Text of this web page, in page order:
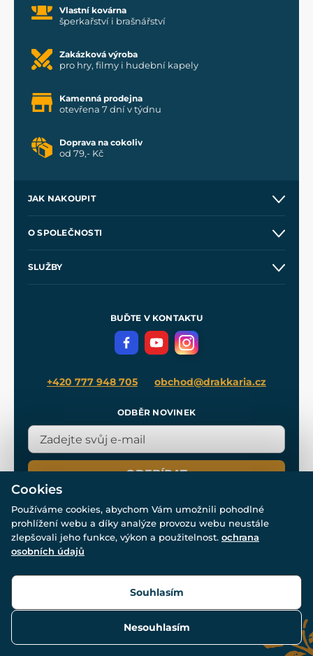
Vlastní kovárna
šperkařství i brašnářství
Zakázková výroba
pro hry, filmy i hudební kapely
Kamenná prodejna
otevřena 7 dní v týdnu
Doprava na cokoliv
od 79,- Kč
JAK NAKOUPIT
Velkoobchod
O SPOLEČNOSTI
SLUŽBY
Meče pro Kingdom Come
BUĎTE V KONTAKTU
+420 777 948 705 obchod@drakkaria.cz
ODBĚR NOVINEK
ODEBÍRAT
© Všechna práva vyhrazena. www.drakkaria.cz 2007-2026.
Cookies
Používáme cookies, abychom Vám umožnili pohodlné
prohlížení webu a díky analýze provozu webu neustále
zlepšovali jeho funkce, výkon a použitelnost. ochrana
osobních údajů
Nesouhlasím
Souhlasím